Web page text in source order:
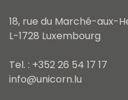
18, rue du Marché-aux-
L-1728 Luxembourg
Tel. : +352 26 54 17 17
info@unicorn.lu